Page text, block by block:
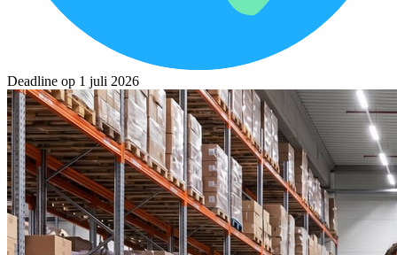
Deadline op 1 juli 2026